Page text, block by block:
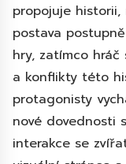
propojuje historii,
postava
hry, zatímco hráč
a konflikty této
protagonisty
nové dovednosti
interakce se